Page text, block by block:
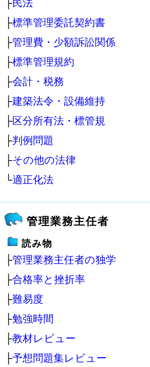
├民法
├標準管理委託契約書
├管理費・少額訴訟関係
├標準管理規約
├会計・税務
├建築法令・設備維持
├区分所有法・標管規
├判例問題
├その他の法律
└適正化法
管理業務主任者
読み物
├管理業務主任者の独学
├合格率と挫折率
├難易度
├勉強時間
├教材レビュー
├予想問題集レビュー